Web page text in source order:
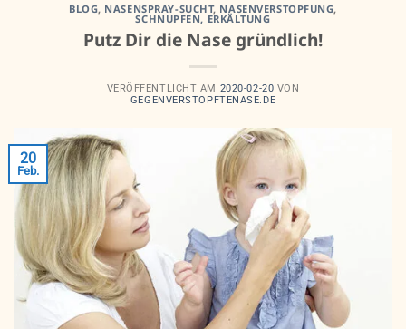
BLOG, NASENSPRAY-SUCHT, NASENVERSTOPFUNG,
SCHNUPFEN, ERKÄLTUNG
Putz Dir die Nase gründlich!
VERÖFFENTLICHT AM 2020-02-20 VON
GEGENVERSTOPFTENASE.DE
20
Feb.